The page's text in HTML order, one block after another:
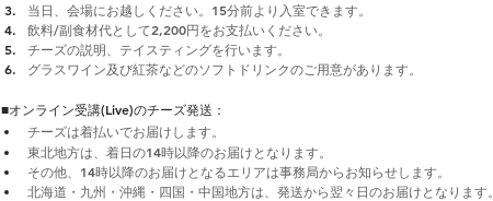
当日、会場にお越しください。15分前より入室できます。
飲料/副食材代として2,200円をお支払いください。
チーズの説明、テイスティングを行います。
グラスワイン及び紅茶などのソフトドリンクのご用意があります。​
■オンライン受講(Live)のチーズ発送：
チーズは着払いでお届けします。
東北地方は、着日の14時以降のお届けとなります。
その他、14時以降のお届けとなるエリアは事務局からお知らせします。
北海道・九州・沖縄・四国・中国地方は、発送から翌々日のお届けとなります。